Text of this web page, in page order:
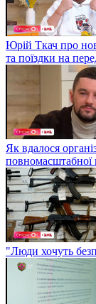
Юрій Ткач про
та поїздки на
Як вдалося
повномасштабної
"Люди хочуть